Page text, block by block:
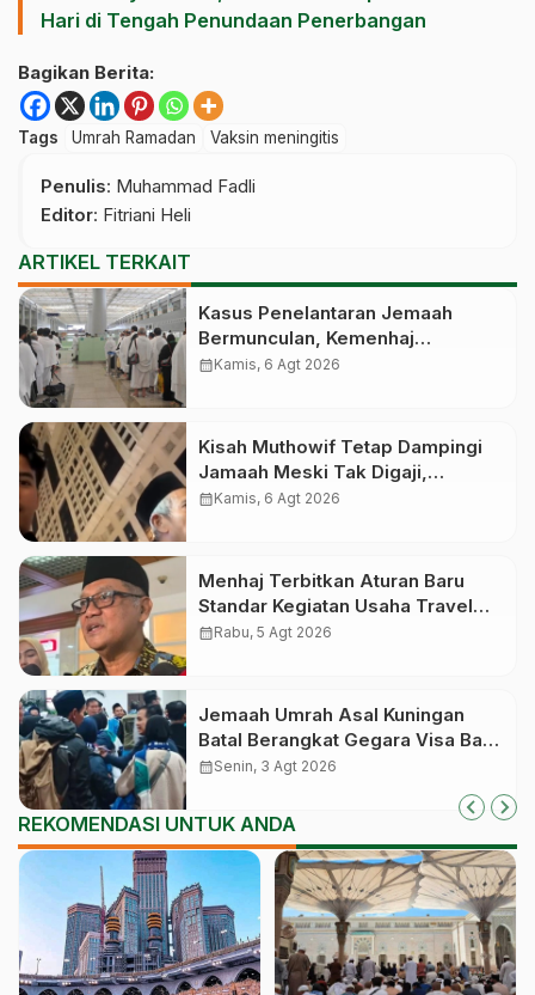
Hari di Tengah Penundaan Penerbangan
Bagikan Berita:
Tags Umrah Ramadan Vaksin meningitis
Penulis: Muhammad Fadli
Editor: Fitriani Heli
ARTIKEL TERKAIT
Kasus Penelantaran Jemaah
Bermunculan, Kemenhaj
Operasikan Posko Pengawasan
calendar_monthKamis, 6 Agt 2026
Kisah Muthowif Tetap Dampingi
Jamaah Meski Tak Digaji,
Jemaahnya Korban Penelantaran
calendar_monthKamis, 6 Agt 2026
Menhaj Terbitkan Aturan Baru
Standar Kegiatan Usaha Travel
Umrah-Haji, Siap-siap Disanksi
calendar_monthRabu, 5 Agt 2026
Jemaah Umrah Asal Kuningan
Batal Berangkat Gegara Visa Baru
Terbit Saat Pesawat Lepas
calendar_monthSenin, 3 Agt 2026
REKOMENDASI UNTUK ANDA